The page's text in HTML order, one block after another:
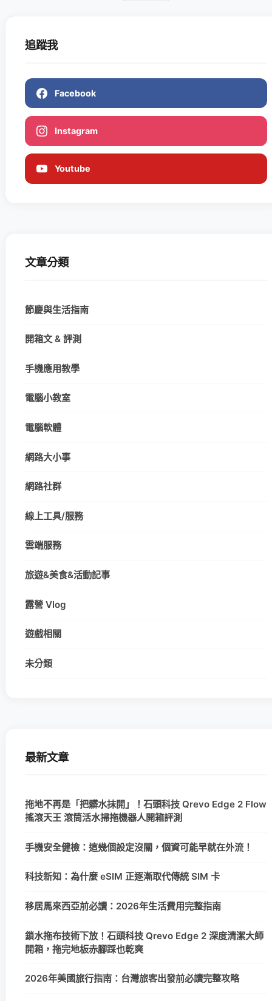
追蹤我
Facebook
Instagram
Youtube
文章分類
節慶與生活指南
開箱文 & 評測
手機應用教學
電腦小教室
電腦軟體
網路大小事
網路社群
線上工具/服務
雲端服務
旅遊&美食&活動記事
露營 Vlog
遊戲相關
未分類
最新文章
拖地不再是「把髒水抹開」！石頭科技 Qrevo Edge 2 Flow
搖滾天王 滾筒活水掃拖機器人開箱評測
手機安全健檢：這幾個設定沒關，個資可能早就在外流！
科技新知：為什麼 eSIM 正逐漸取代傳統 SIM 卡
移居馬來西亞前必讀：2026年生活費用完整指南
鎖水拖布技術下放！石頭科技 Qrevo Edge 2 深度清潔大師
開箱，拖完地板赤腳踩也乾爽
2026年美國旅行指南：台灣旅客出發前必讀完整攻略